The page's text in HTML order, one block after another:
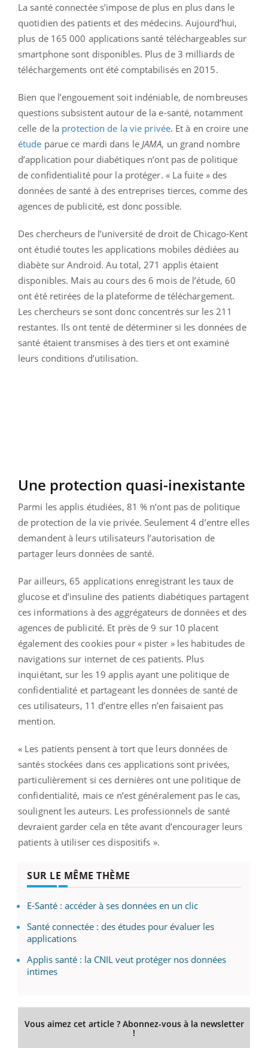
La santé connectée s’impose de plus en plus dans le
quotidien des patients et des médecins. Aujourd’hui,
plus de 165 000 applications santé téléchargeables sur
smartphone sont disponibles. Plus de 3 milliards de
téléchargements ont été comptabilisés en 2015.
Bien que l’engouement soit indéniable, de nombreuses
questions subsistent autour de la e-santé, notamment
celle de la protection de la vie privée. Et à en croire une
étude parue ce mardi dans le JAMA, un grand nombre
d’application pour diabétiques n’ont pas de politique
de confidentialité pour la protéger. « La fuite » des
données de santé à des entreprises tierces, comme des
agences de publicité, est donc possible.
Des chercheurs de l’université de droit de Chicago-Kent
ont étudié toutes les applications mobiles dédiées au
diabète sur Android. Au total, 271 applis étaient
disponibles. Mais au cours des 6 mois de l’étude, 60
ont été retirées de la plateforme de téléchargement.
Les chercheurs se sont donc concentrés sur les 211
restantes. Ils ont tenté de déterminer si les données de
santé étaient transmises à des tiers et ont examiné
leurs conditions d’utilisation.
Une protection quasi-inexistante
Parmi les applis étudiées, 81 % n’ont pas de politique
de protection de la vie privée. Seulement 4 d’entre elles
demandent à leurs utilisateurs l’autorisation de
partager leurs données de santé.
Par ailleurs, 65 applications enregistrant les taux de
glucose et d’insuline des patients diabétiques partagent
ces informations à des aggrégateurs de données et des
agences de publicité. Et près de 9 sur 10 placent
également des cookies pour « pister » les habitudes de
navigations sur internet de ces patients. Plus
inquiétant, sur les 19 applis ayant une politique de
confidentialité et partageant les données de santé de
ces utilisateurs, 11 d’entre elles n’en faisaient pas
mention.
« Les patients pensent à tort que leurs données de
santés stockées dans ces applications sont privées,
particulièrement si ces dernières ont une politique de
confidentialité, mais ce n’est généralement pas le cas,
soulignent les auteurs. Les professionnels de santé
devraient garder cela en tête avant d’encourager leurs
patients à utiliser ces dispositifs ».
SUR LE MÊME THÈME
E-Santé : accéder à ses données en un clic
Santé connectée : des études pour évaluer les
applications
Applis santé : la CNIL veut protéger nos données
intimes
Vous aimez cet article ? Abonnez-vous à la newsletter
!